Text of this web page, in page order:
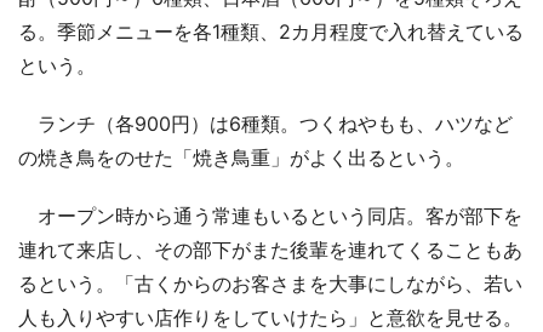
る。季節メニューを各1種類、2カ月程度で入れ替えている
という。
ランチ（各900円）は6種類。つくねやもも、ハツなど
の焼き鳥をのせた「焼き鳥重」がよく出るという。
オープン時から通う常連もいるという同店。客が部下を
連れて来店し、その部下がまた後輩を連れてくることもあ
るという。「古くからのお客さまを大事にしながら、若い
人も入りやすい店作りをしていけたら」と意欲を見せる。